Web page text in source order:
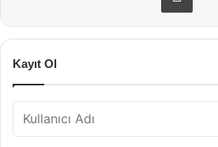
Kayıt Ol